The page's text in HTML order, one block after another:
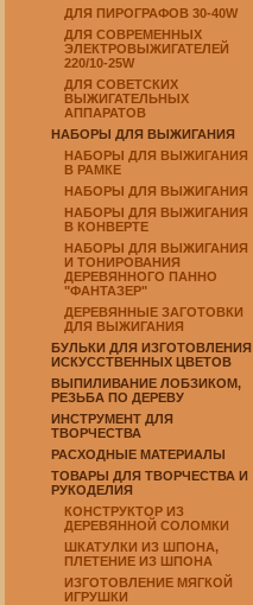
ДЛЯ ПИРОГРАФОВ 30-40W
ДЛЯ СОВРЕМЕННЫХ
ЭЛЕКТРОВЫЖИГАТЕЛЕЙ
220/10-25W
ДЛЯ СОВЕТСКИХ
ВЫЖИГАТЕЛЬНЫХ
АППАРАТОВ
НАБОРЫ ДЛЯ ВЫЖИГАНИЯ
НАБОРЫ ДЛЯ ВЫЖИГАНИЯ
В РАМКЕ
НАБОРЫ ДЛЯ ВЫЖИГАНИЯ
НАБОРЫ ДЛЯ ВЫЖИГАНИЯ
В КОНВЕРТЕ
НАБОРЫ ДЛЯ ВЫЖИГАНИЯ
И ТОНИРОВАНИЯ
ДЕРЕВЯННОГО ПАННО
"ФАНТАЗЕР"
ДЕРЕВЯННЫЕ ЗАГОТОВКИ
ДЛЯ ВЫЖИГАНИЯ
БУЛЬКИ ДЛЯ ИЗГОТОВЛЕНИЯ
ИСКУССТВЕННЫХ ЦВЕТОВ
ВЫПИЛИВАНИЕ ЛОБЗИКОМ,
РЕЗЬБА ПО ДЕРЕВУ
ИНСТРУМЕНТ ДЛЯ
ТВОРЧЕСТВА
РАСХОДНЫЕ МАТЕРИАЛЫ
ТОВАРЫ ДЛЯ ТВОРЧЕСТВА И
РУКОДЕЛИЯ
КОНСТРУКТОР ИЗ
ДЕРЕВЯННОЙ СОЛОМКИ
ШКАТУЛКИ ИЗ ШПОНА,
ПЛЕТЕНИЕ ИЗ ШПОНА
ИЗГОТОВЛЕНИЕ МЯГКОЙ
ИГРУШКИ